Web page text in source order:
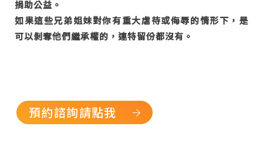
捐助公益。
如果這些兄弟姐妹對你有重大虐待或侮辱的情形下，是
可以剝奪他們繼承權的，連特留份都沒有。
預約諮詢請點我